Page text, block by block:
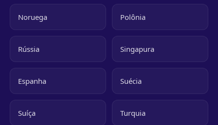
Noruega Polônia
Rússia Singapura
Espanha Suécia
Suíça Turquia